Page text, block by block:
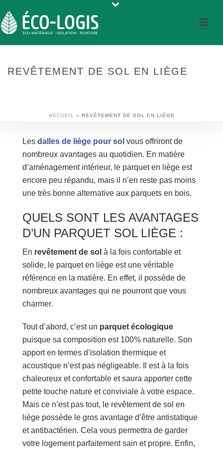
REVÊTEMENT DE SOL EN LIÈGE
ACCUEIL » REVÊTEMENT DE SOL EN LIÈGE
Les dalles de liège pour sol vous offriront de
nombreux avantages au quotidien. En matière
d’aménagement intérieur, le parquet en liège est
encore peu répandu, mais il n’en reste pas moins
une très bonne alternative aux parquets en bois.
QUELS SONT LES AVANTAGES
D’UN PARQUET SOL LIÈGE :
En revêtement de sol à la fois confortable et
solide, le parquet en liège est une véritable
référence en la matière. En effet, il possède de
nombreux avantages qui ne pourront que vous
charmer.
Tout d’abord, c’est un parquet écologique
puisque sa composition est 100% naturelle. Son
apport en termes d’isolation thermique et
acoustique n’est pas négligeable. Il est à la fois
chaleureux et confortable et saura apporter cette
petite touche nature et conviviale à votre espace.
Mais ce n’est pas tout, le revêtement de sol en
liège possède le gros avantage d’être antistatique
et antibactérien. Cela vous permettra de garder
votre logement parfaitement sain et propre. Enfin,